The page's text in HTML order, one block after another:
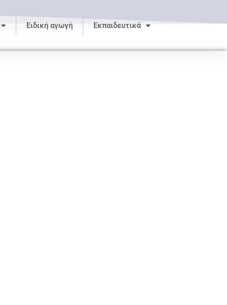
Ειδική αγωγή Εκπαιδευτικά